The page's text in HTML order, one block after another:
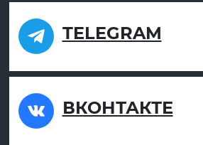
TELEGRAM
ВКОНТАКТЕ